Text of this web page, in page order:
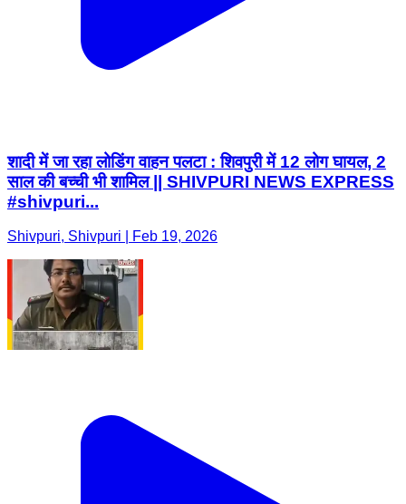
शादी में जा रहा लोडिंग वाहन पलटा : शिवपुरी में 12 लोग घायल, 2
साल की बच्ची भी शामिल || SHIVPURI NEWS EXPRESS
#shivpuri...
Shivpuri, Shivpuri | Feb 19, 2026